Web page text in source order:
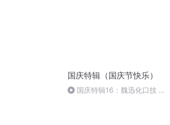
国庆特辑（国庆节快乐）
国庆特辑16：魏迅化口技 二